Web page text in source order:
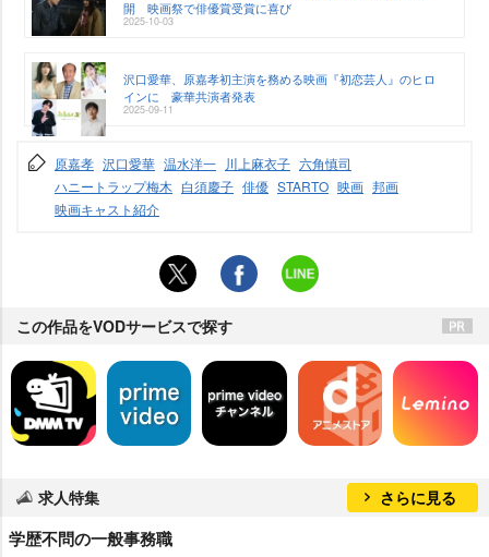
開 映画祭で俳優賞受賞に喜び
2025-10-03
沢口愛華、原嘉孝初主演を務める映画『初恋芸人』のヒロ
インに 豪華共演者発表
2025-09-11
原嘉孝 沢口愛華 温水洋一 川上麻衣子 六角慎司
ハニートラップ梅木 白須慶子 俳優 STARTO 映画 邦画
映画キャスト紹介
この作品をVODサービスで探す
求人特集 さらに見る
学歴不問の一般事務職